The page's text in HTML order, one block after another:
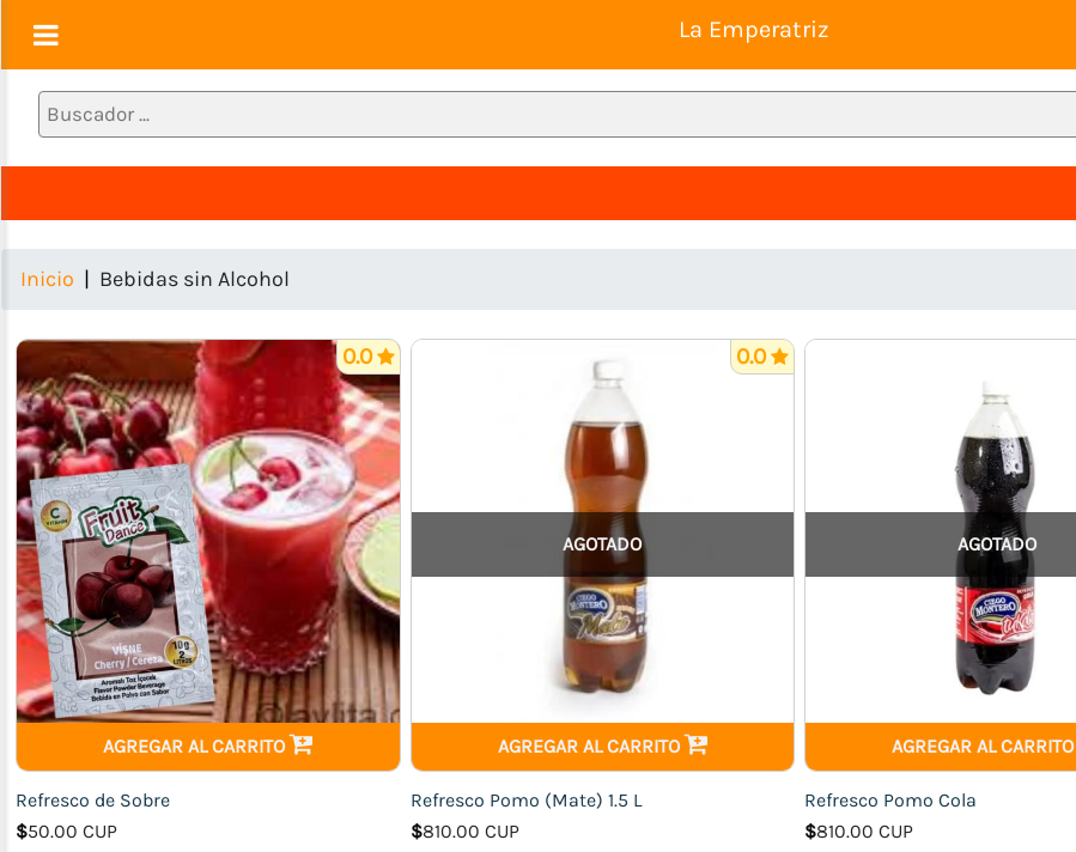
La Emperatriz
Confituras
Aseo
Bebidas
Alcohol
Alcohólicas
Cárnicos
Condimentos
y
Especias
Sólidos
Enlatados
Combos
Para
la
familia
Lácteos
Electrodomésticos
Inicio Bebidas sin Alcohol
AGREGAR AL CARRITO
0.0
Refresco de Sobre
$50.00 CUP
AGOTADO
AGREGAR AL CARRITO
0.0
Refresco Pomo (Mate) 1.5 L
$810.00 CUP
AGOTADO
AGREGAR AL CARRITO
Refresco Pomo Cola
$810.00 CUP